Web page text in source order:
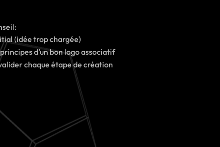
(idée trop chargée)
d’un bon logo associatif
chaque étape de création